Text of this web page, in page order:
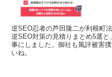
逆SEO忍者の芦田隆二が利根町
逆SEO対策の見積りまとめ5選
事にしました。御社も風評被害
いね。